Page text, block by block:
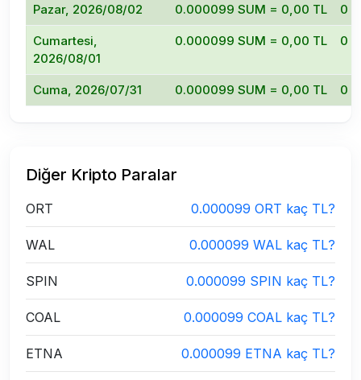
Pazar, 2026/08/02 0.000099 SUM = 0,00 TL 0
Cumartesi,
2026/08/01
0.000099 SUM = 0,00 TL 0
Cuma, 2026/07/31 0.000099 SUM = 0,00 TL 0
Diğer Kripto Paralar
ORT 0.000099 ORT kaç TL?
WAL 0.000099 WAL kaç TL?
SPIN 0.000099 SPIN kaç TL?
COAL 0.000099 COAL kaç TL?
ETNA 0.000099 ETNA kaç TL?